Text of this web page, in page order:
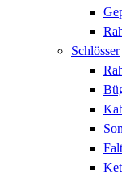
Schlösser